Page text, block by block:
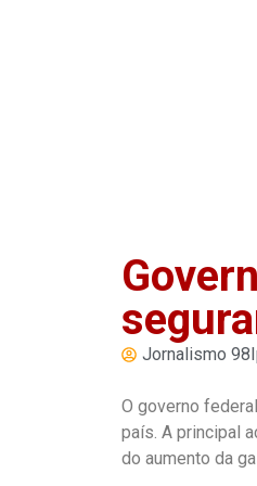
Jornalismo
O governo
país. A principal
do aumento da